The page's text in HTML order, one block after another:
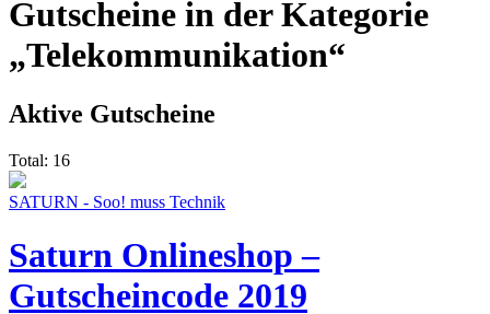
Gutscheine in der Kategorie
„Telekommunikation“
Aktive Gutscheine
Total: 16
SATURN - Soo! muss Technik
Saturn Onlineshop –
Gutscheincode 2019